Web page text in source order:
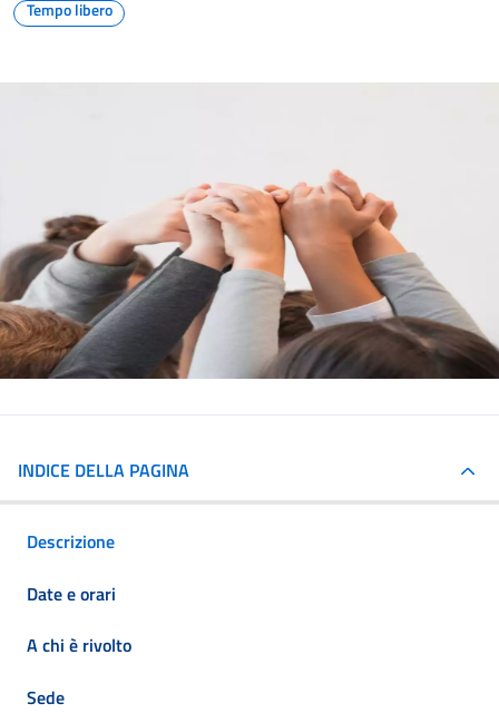
Tempo libero
INDICE DELLA PAGINA
Descrizione
Date e orari
A chi è rivolto
Sede